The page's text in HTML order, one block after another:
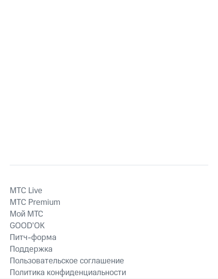
MTС Live
MTС Premium
Мой МТС
GOOD’OK
Питч-форма
Поддержка
Пользовательское соглашение
Политика конфиденциальности